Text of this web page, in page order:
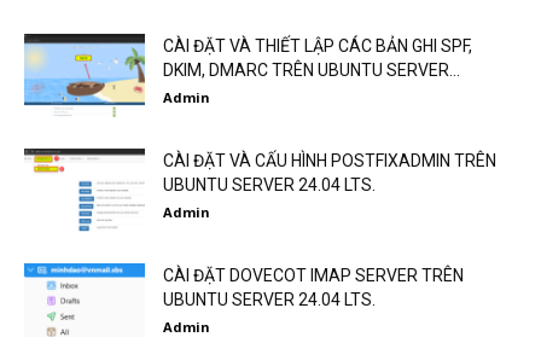
CÀI ĐẶT VÀ THIẾT LẬP CÁC BẢN GHI SPF,
DKIM, DMARC TRÊN UBUNTU SERVER...
Admin
CÀI ĐẶT VÀ CẤU HÌNH POSTFIXADMIN TRÊN
UBUNTU SERVER 24.04 LTS.
Admin
CÀI ĐẶT DOVECOT IMAP SERVER TRÊN
UBUNTU SERVER 24.04 LTS.
Admin